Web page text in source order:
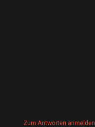
Zum Antworten anmelden